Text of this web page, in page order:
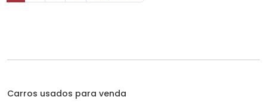
Carros usados para venda